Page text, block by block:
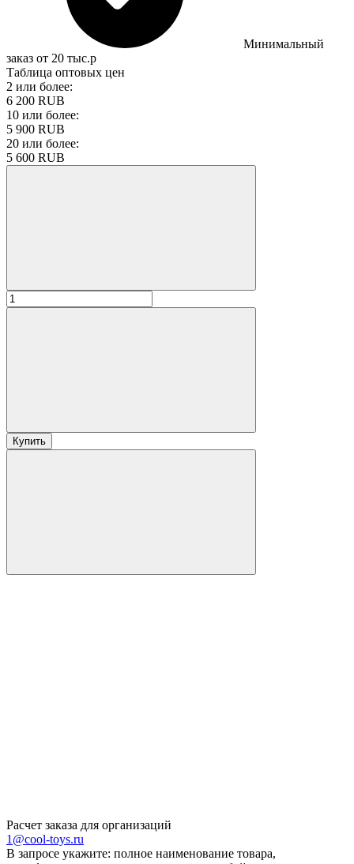
Минимальный
заказ от 20 тыс.р
Таблица оптовых цен
2 или более:
6 200 RUB
10 или более:
5 900 RUB
20 или более:
5 600 RUB
Купить
Расчет заказа для организаций
1@cool-toys.ru
В запросе укажите: полное наименование товара,